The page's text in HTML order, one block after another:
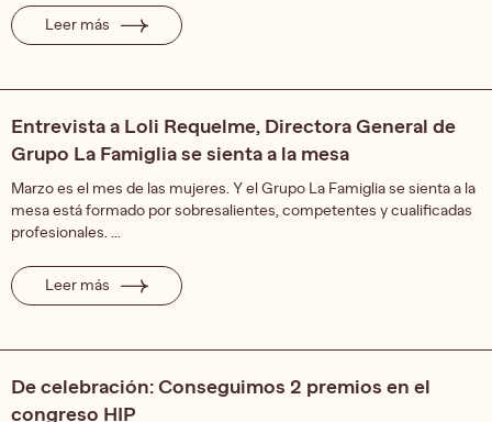
Leer más
Entrevista a Loli Requelme, Directora General de
Grupo La Famiglia se sienta a la mesa
Marzo es el mes de las mujeres. Y el Grupo La Famiglia se sienta a la
mesa está formado por sobresalientes, competentes y cualificadas
profesionales. ...
Leer más
De celebración: Conseguimos 2 premios en el
congreso HIP